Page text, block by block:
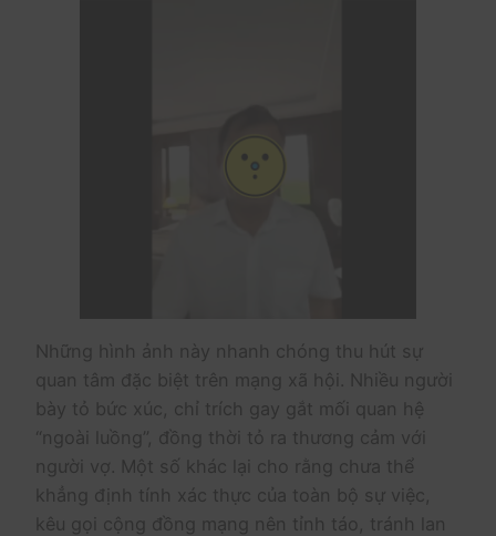
Những hình ảnh này nhanh chóng thu hút sự
quan tâm đặc biệt trên mạng xã hội. Nhiều người
bày tỏ bức xúc, chỉ trích gay gắt mối quan hệ
“ngoài luồng”, đồng thời tỏ ra thương cảm với
người vợ. Một số khác lại cho rằng chưa thể
khẳng định tính xác thực của toàn bộ sự việc,
kêu gọi cộng đồng mạng nên tỉnh táo, tránh lan